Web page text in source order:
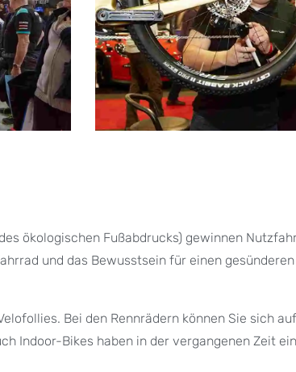
ökologischen Fußabdrucks) gewinnen
und das Bewusstsein für einen
Bei den Rennrädern können Sie sich
Indoor-Bikes haben in der vergangenen Zeit